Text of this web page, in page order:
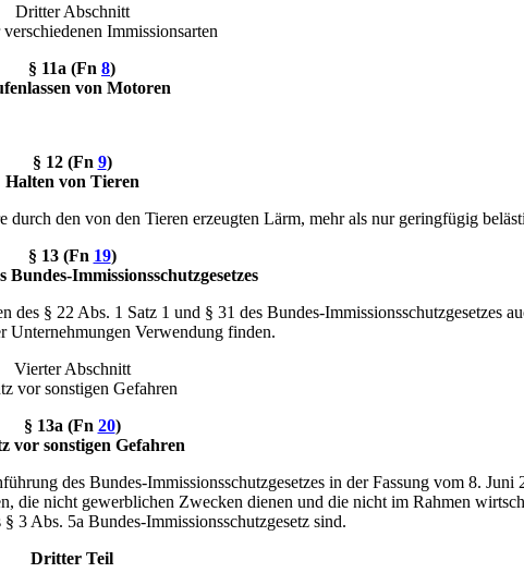
Dritter Abschnitt
Immissionsarten
§ 11a (Fn 8)
von Motoren
§ 12 (Fn 9)
Halten von Tieren
durch den von den Tieren erzeugten Lärm, mehr als nur geringfügig
§ 13 (Fn 19)
Bundes-Immissionsschutzgesetzes
§ 22 Abs. 1 Satz 1 und § 31 des Bundes-Immissionsschutzgesetzes
Unternehmungen Verwendung finden.
Vierter Abschnitt
vor sonstigen Gefahren
§ 13a (Fn 20)
vor sonstigen Gefahren
des Bundes-Immissionsschutzgesetzes in der Fassung vom 8.
die nicht gewerblichen Zwecken dienen und die nicht im Rahmen
3 Abs. 5a Bundes-Immissionsschutzgesetz sind.
Dritter Teil